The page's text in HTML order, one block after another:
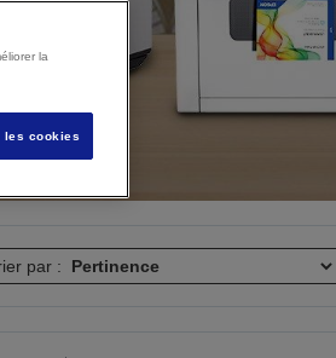
par :
la
les cookies